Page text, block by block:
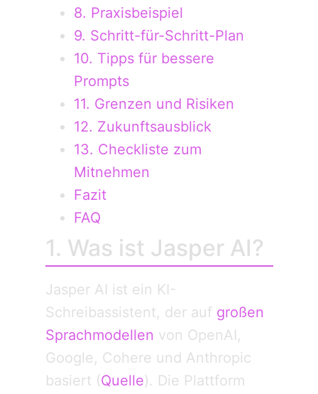
8. Praxis­beispiel
9. Schritt-für-Schritt-Plan
10. Tipps für bessere
Prompts
11. Grenzen und Risiken
12. Zukunftsausblick
13. Checkliste zum
Mitnehmen
Fazit
FAQ
1. Was ist Jasper AI?
Jasper AI ist ein KI-
Schreibassistent, der auf großen
Sprach­modellen von OpenAI,
Google, Cohere und Anthropic
basiert (Quelle). Die Plattform